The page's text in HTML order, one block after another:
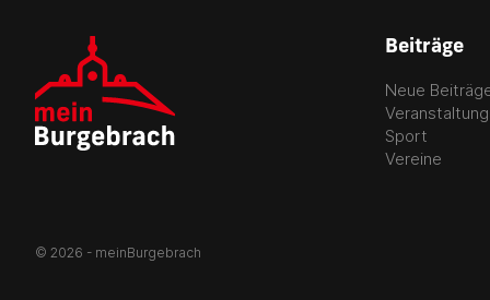
Beiträge
Neue
Sport
Vereine
© 2026 - meinBurgebrach